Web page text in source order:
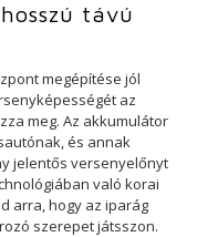
távú
megépítése jól
az
meg. Az akkumulátor
és annak
jelentős versenyelőnyt
való korai
arra, hogy az iparág
szerepet játsszon.